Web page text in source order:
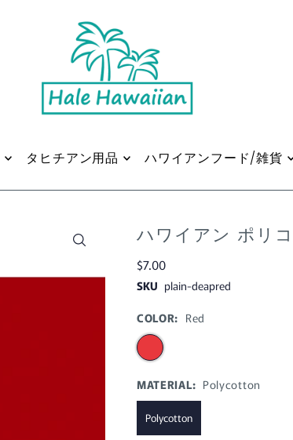
タヒチアン用品 ハワイアンフード/雑貨
ハワイアン ポリ
$7.00
SKU plain-deapred
COLOR: Red
MATERIAL: Polycotton
Polycotton